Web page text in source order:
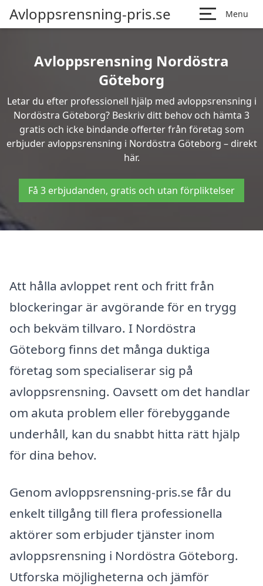
Avloppsrensning-pris.se Menu
Avloppsrensning Nordöstra
Göteborg
Letar du efter professionell hjälp med avloppsrensning i
Nordöstra Göteborg? Beskriv ditt behov och hämta 3
gratis och icke bindande offerter från företag som
erbjuder avloppsrensning i Nordöstra Göteborg – direkt
här.
Få 3 erbjudanden, gratis och utan förpliktelser
Att hålla avloppet rent och fritt från
blockeringar är avgörande för en trygg
och bekväm tillvaro. I Nordöstra
Göteborg finns det många duktiga
företag som specialiserar sig på
avloppsrensning. Oavsett om det handlar
om akuta problem eller förebyggande
underhåll, kan du snabbt hitta rätt hjälp
för dina behov.
Genom avloppsrensning-pris.se får du
enkelt tillgång till flera professionella
aktörer som erbjuder tjänster inom
avloppsrensning i Nordöstra Göteborg.
Utforska möjligheterna och jämför